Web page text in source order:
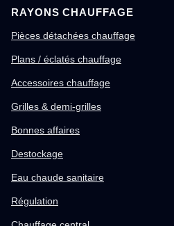
RAYONS CHAUFFAGE
Pièces détachées chauffage
Plans / éclatés chauffage
Accessoires chauffage
Grilles & demi-grilles
Bonnes affaires
Destockage
Eau chaude sanitaire
Régulation